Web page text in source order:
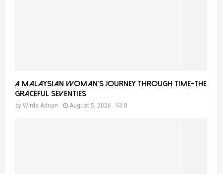
A Malaysian Woman’s Journey Through Time-THE
GRACEFUL SEVENTIES
by Wirda Adnan August 5, 2026 0